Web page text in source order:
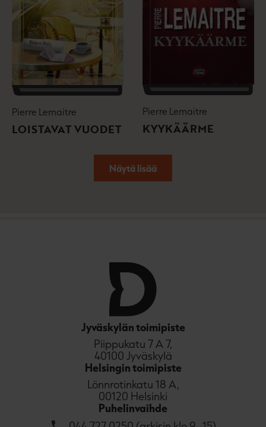
Pierre Lemaitre
LOISTAVAT VUODET
Pierre Lemaitre
KYYKÄÄRME
Näytä lisää
Jyväskylän toimipiste
Piippukatu 7 A 7,
40100 Jyväskylä
Helsingin toimipiste
Lönnrotinkatu 18 A,
00120 Helsinki
Puhelinvaihde